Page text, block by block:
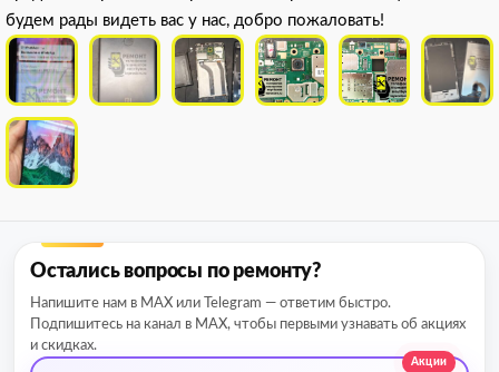
будем рады видеть вас у нас, добро пожаловать!
Остались вопросы по ремонту?
Напишите нам в MAX или Telegram — ответим быстро.
Подпишитесь на канал в MAX, чтобы первыми узнавать об акциях
и скидках.
Акции